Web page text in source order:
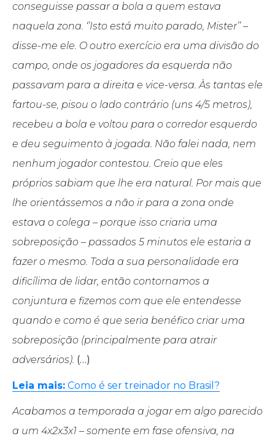
conseguisse passar a bola a quem estava
naquela zona. ‘’Isto está muito parado, Mister’’ –
disse-me ele. O outro exercício era uma divisão do
campo, onde os jogadores da esquerda não
passavam para a direita e vice-versa. Às tantas ele
fartou-se, pisou o lado contrário (uns 4/5 metros),
recebeu a bola e voltou para o corredor esquerdo
e deu seguimento à jogada. Não falei nada, nem
nenhum jogador contestou. Creio que eles
próprios sabiam que lhe era natural. Por mais que
lhe orientássemos a não ir para a zona onde
estava o colega – porque isso criaria uma
sobreposição – passados 5 minutos ele estaria a
fazer o mesmo. Toda a sua personalidade era
dificílima de lidar, então contornamos a
conjuntura e fizemos com que ele entendesse
quando e como é que seria benéfico criar uma
sobreposição (principalmente para atrair
adversários). (…)
Leia mais: Como é ser treinador no Brasil?
Acabamos a temporada a jogar em algo parecido
a um 4x2x3x1 – somente em fase ofensiva, na